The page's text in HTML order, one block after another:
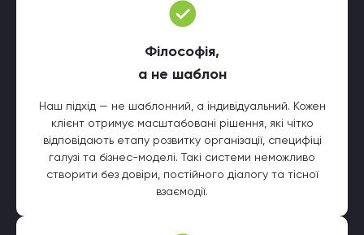
Філософія,
а не шаблон
Наш підхід — не шаблонний, а індивідуальний. Кожен
клієнт отримує масштабовані рішення, які чітко
відповідають етапу розвитку організації, специфіці
галузі та бізнес-моделі. Такі системи неможливо
створити без довіри, постійного діалогу та тісної
взаємодії.